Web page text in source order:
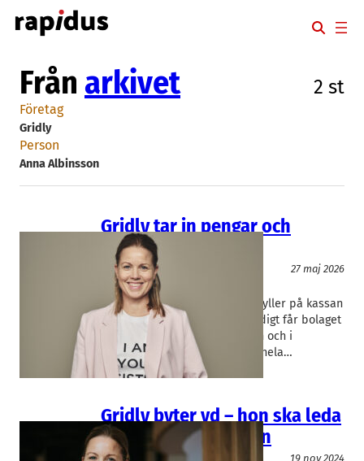
Hoppa
till
Från arkivet 2 st
Företag
Gridly
Person
Anna Albinsson
Gridly tar in pengar och
spelprofil
IT/Mjukvara
27 maj 2026
Gridly
Anna Albinsson
Helsingborgsbaserade Gridly fyller på kassan
med 14 miljoner kronor. Samtidigt får bolaget
in ett tungt namn på ägarlistan och i
styrelsen. Pengarna ska räcka hela…
Gridly byter vd – hon ska leda
globala expansionen
IT/Mjukvara
19 nov 2024